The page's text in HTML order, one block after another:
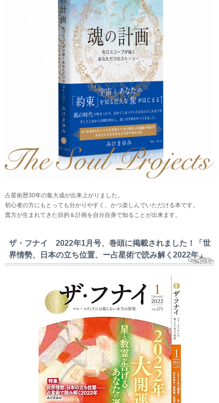
占星術歴30年の集大成が出来上がりました。
初心者の方にもとっても分かりやすく、かつ楽しんでいただける本です。
貴方が生まれてきた目的＆計画を自分自身で知ることが出来ます。
ザ・フナイ 2022年1月号、巻頭に掲載されました！「世
界情勢、日本の立ち位置、ー占星術で読み解く2022年」